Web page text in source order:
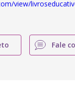
view/
Fale